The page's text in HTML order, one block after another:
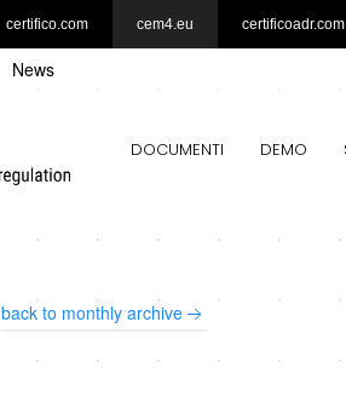
certifico.com cem4.eu certificoadr.com
News
DOCUMENTI DEMO
back to monthly archive